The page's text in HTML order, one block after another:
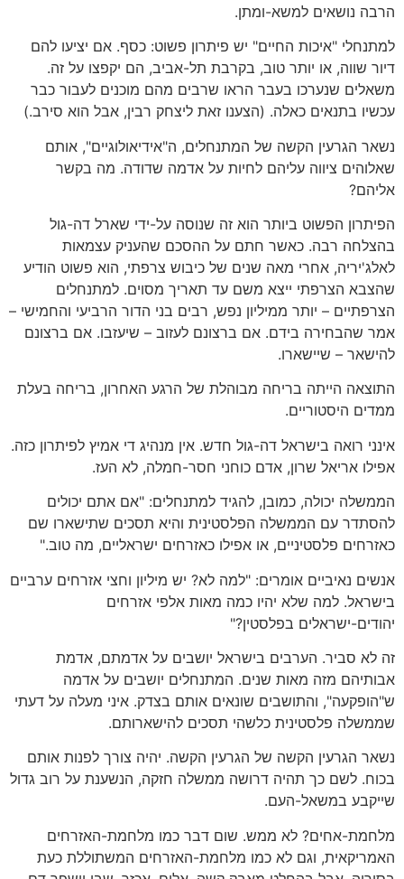
הרבה נושאים למשא-ומתן.
למתנחלי "איכות החיים" יש פיתרון פשוט: כסף. אם יציעו להם
דיור שווה, או יותר טוב, בקרבת תל-אביב, הם יקפצו על זה.
משאלים שנערכו בעבר הראו שרבים מהם מוכנים לעבור כבר
עכשיו בתנאים כאלה. (הצענו זאת ליצחק רבין, אבל הוא סירב.)
נשאר הגרעין הקשה של המתנחלים, ה"אידיאולוגיים", אותם
שאלוהים ציווה עליהם לחיות על אדמה שדודה. מה בקשר
אליהם?
הפיתרון הפשוט ביותר הוא זה שנוסה על-ידי שארל דה-גול
בהצלחה רבה. כאשר חתם על ההסכם שהעניק עצמאות
לאלג'יריה, אחרי מאה שנים של כיבוש צרפתי, הוא פשוט הודיע
שהצבא הצרפתי ייצא משם עד תאריך מסוים. למתנחלים
הצרפתיים – יותר ממיליון נפש, רבים בני הדור הרביעי והחמישי –
אמר שהבחירה בידם. אם ברצונם לעזוב – שיעזבו. אם ברצונם
להישאר – שיישארו.
התוצאה הייתה בריחה מבוהלת של הרגע האחרון, בריחה בעלת
ממדים היסטוריים.
אינני רואה בישראל דה-גול חדש. אין מנהיג די אמיץ לפיתרון כזה.
אפילו אריאל שרון, אדם כוחני חסר-חמלה, לא העז.
הממשלה יכולה, כמובן, להגיד למתנחלים: "אם אתם יכולים
להסתדר עם הממשלה הפלסטינית והיא תסכים שתישארו שם
כאזרחים פלסטיניים, או אפילו כאזרחים ישראליים, מה טוב."
אנשים נאיביים אומרים: "למה לא? יש מיליון וחצי אזרחים ערביים
בישראל. למה שלא יהיו כמה מאות אלפי אזרחים
יהודים-ישראלים בפלסטין?"
זה לא סביר. הערבים בישראל יושבים על אדמתם, אדמת
אבותיהם מזה מאות שנים. המתנחלים יושבים על אדמה
ש"הופקעה", והתושבים שונאים אותם בצדק. איני מעלה על דעתי
שממשלה פלסטינית כלשהי תסכים להישארותם.
נשאר הגרעין הקשה של הגרעין הקשה. יהיה צורך לפנות אותם
בכוח. לשם כך תהיה דרושה ממשלה חזקה, הנשענת על רוב גדול
שייקבע במשאל-העם.
מלחמת-אחים? לא ממש. שום דבר כמו מלחמת-האזרחים
האמריקאית, וגם לא כמו מלחמת-האזרחים המשתוללת כעת